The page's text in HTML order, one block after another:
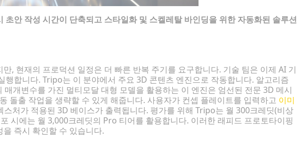
초안 작성 시간이 단축되고 스타일화 및 스켈레탈 바인딩을 위한 자동화된 솔루션
, 현재의 프로덕션 일정은 더 빠른 반복 주기를 요구합니다. 기술 팀은 이제 AI 기
행합니다. Tripo는 이 분야에서 주요 3D 콘텐츠 엔진으로 작동합니다. 알고리즘
개변수를 가진 멀티모달 대형 모델을 활용하는 이 엔진은 엄선된 전문 3D 메시
돌출 작업을 생략할 수 있게 해줍니다. 사용자가 컨셉 플레이트를 입력하고 이미
스처가 적용된 3D 베이스가 출력됩니다. 평가를 위해 Tripo는 월 300크레딧(비상
시에는 월 3,000크레딧의 Pro 티어를 활용합니다. 이러한 래피드 프로토타이핑
즉시 확인할 수 있습니다.